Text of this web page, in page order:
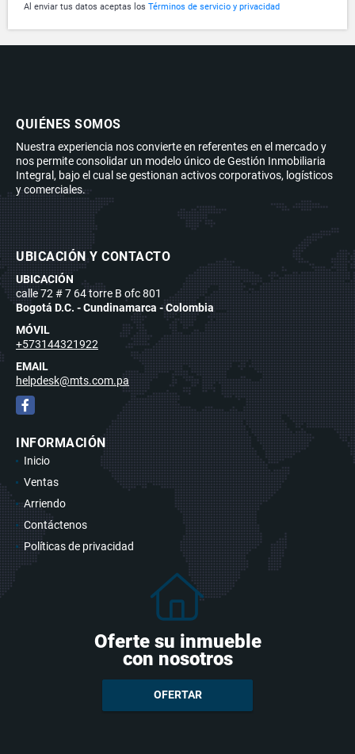
Al enviar tus datos aceptas los Términos de servicio y privacidad
QUIÉNES SOMOS
Nuestra experiencia nos convierte en referentes en el mercado y
nos permite consolidar un modelo único de Gestión Inmobiliaria
Integral, bajo el cual se gestionan activos corporativos, logísticos
y comerciales.
UBICACIÓN Y CONTACTO
UBICACIÓN
calle 72 # 7 64 torre B ofc 801
Bogotá D.C. - Cundinamarca - Colombia
MÓVIL
+573144321922
EMAIL
helpdesk@mts.com.pa
Facebook
INFORMACIÓN
Inicio
Ventas
Arriendo
Contáctenos
Políticas de privacidad
Oferte su inmueble
con nosotros
OFERTAR